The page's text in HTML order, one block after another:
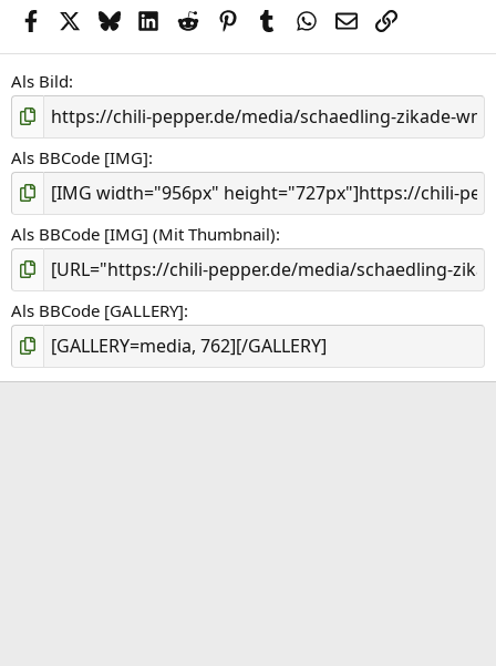
FacebookX (Twitter)
BlueskyLinkedIn
Reddit PinterestTumblrWhatsApp
E-MailLink
Als Bild
Als BBCode [IMG]
Als BBCode [IMG] (Mit Thumbnail)
Als BBCode [GALLERY]